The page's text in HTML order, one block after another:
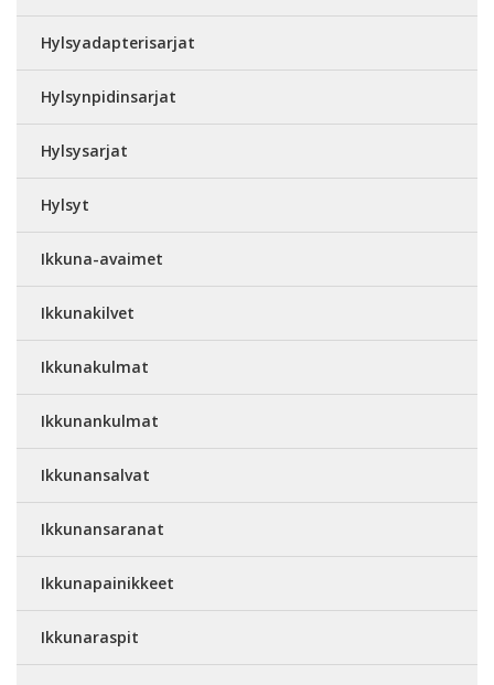
Hylsyadapterisarjat
Hylsynpidinsarjat
Hylsysarjat
Hylsyt
Ikkuna-avaimet
Ikkunakilvet
Ikkunakulmat
Ikkunankulmat
Ikkunansalvat
Ikkunansaranat
Ikkunapainikkeet
Ikkunaraspit